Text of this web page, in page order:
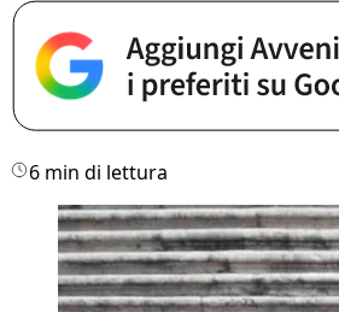
6 min di lettura